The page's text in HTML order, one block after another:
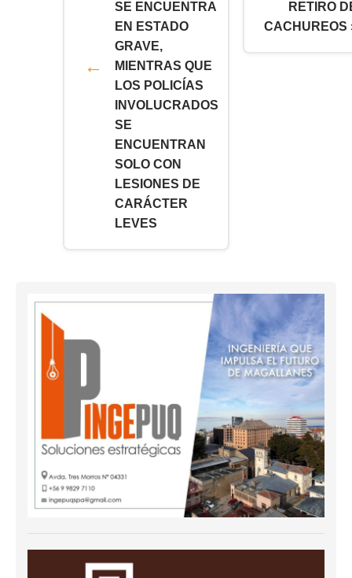
SE ENCUENTRA
EN ESTADO
GRAVE,
MIENTRAS QUE
LOS POLICÍAS
INVOLUCRADOS
SE
ENCUENTRAN
SOLO CON
LESIONES DE
CARÁCTER
LEVES
RETIRO
CACHUREOS